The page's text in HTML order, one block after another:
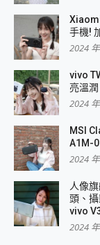
手機!
2024
vivo
亮溫
2024
MSI
A1M-
2024
人像
頭、
vivo
2024